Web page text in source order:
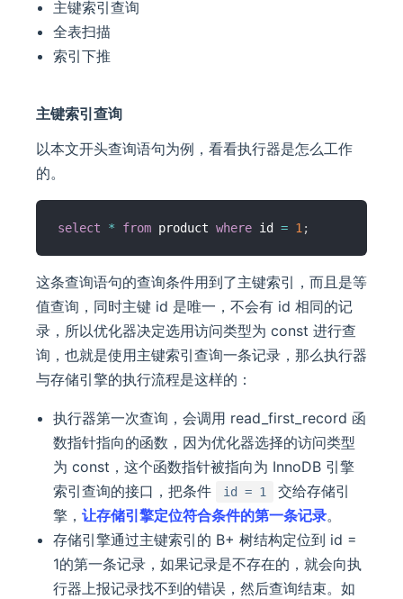
主键索引查询
全表扫描
索引下推
主键索引查询
以本文开头查询语句为例，看看执行器是怎么工作
的。
select * from product where id = 1;
这条查询语句的查询条件用到了主键索引，而且是等
值查询，同时主键 id 是唯一，不会有 id 相同的记
录，所以优化器决定选用访问类型为 const 进行查
询，也就是使用主键索引查询一条记录，那么执行器
与存储引擎的执行流程是这样的：
执行器第一次查询，会调用 read_first_record 函
数指针指向的函数，因为优化器选择的访问类型
为 const，这个函数指针被指向为 InnoDB 引擎
索引查询的接口，把条件
id = 1
交给存储引
擎，让存储引擎定位符合条件的第一条记录。
存储引擎通过主键索引的 B+ 树结构定位到 id =
1的第一条记录，如果记录是不存在的，就会向执
行器上报记录找不到的错误，然后查询结束。如